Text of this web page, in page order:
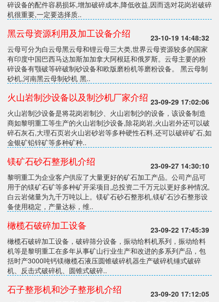
碎设备的配件容易损坏,增加破碎成本,降低收益,因而选对花岗岩破碎
机很重要,一定要选择质..
黑云母资源利用及加工设备介绍
23-10-19 14:48:32
云母可分为白云母黑云母和锂云母三大类,世界云母资源较多的国家
有印度中国巴西马达加斯加加拿大阿根廷和俄罗斯。云母主要的粉
碎设备有颚破等碎破制砂设备和欧版磨粉机等磨粉设备。 黑云母制
砂机,河南黑云母制砂机 黑..
火山岩制沙设备以及制沙机厂家介绍 23-09-29 17:02:06
火山岩制沙设备是将花岗岩制沙、火山岩制沙的设备，该设备制造
商如黎明重工等生产的火山岩制沙设备,除花岗岩,火山岩外还可以破
碎石灰石,大理石页岩火山岩砂岩等多种硬性石料,还可以破碎矿石,如
金银矿铅锌矿等多种矿种..
镁矿石砂石整形机介绍
23-09-27 14:30:10
黎明重工为企业客户供应了大量更好的矿石加工产品。公司产品可
用于的镁矿石矿等多种矿开采项目,总投资二千万元以更好多种情况,
白云岩储量为九千万吨以上。镁矿石砂石整形机,镁矿石沙石整形设
备使用稳定，产量达标，维..
橄榄石破碎加工设备
23-09-22 17:45:39
橄榄石破碎加工设备，破碎筛分设备，振动给料机系列，振动给料
机等是黎明重工在多年从事矿山行业生产和改进的多系列产品，包
括时产3000吨钙镁橄榄石液压圆锥破碎机器生产破碎机锤式破碎
机、反击式破碎机、圆锥式破碎..
石子整形机和沙子整形机介绍
23-09-20 17:12:05